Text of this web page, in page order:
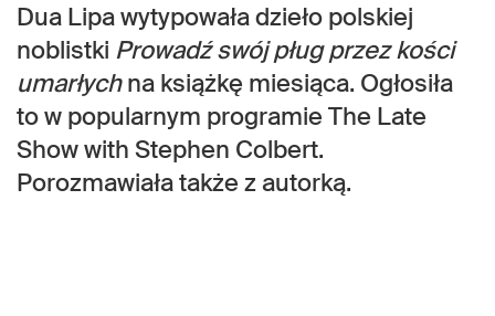
Dua Lipa wytypowała dzieło polskiej
noblistki Prowadź swój pług przez kości
umarłychna książkę miesiąca. Ogłosiła
to w popularnym programie The Late
Show with Stephen Colbert.
Porozmawiała także z autorką.